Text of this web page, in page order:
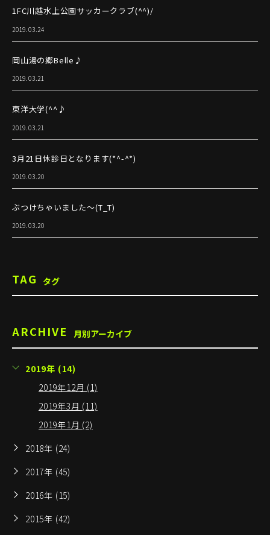
1FC川越水上公園サッカークラブ(^^)/
2019.03.24
岡山湯の郷Belle♪
2019.03.21
東洋大学(^^♪
2019.03.21
3月21日休診日となります(*^-^*)
2019.03.20
ぶつけちゃいました～(T_T)
2019.03.20
TAG タグ
ARCHIVE 月別アーカイブ
2019年 (14)
2019年12月 (1)
2019年3月 (11)
2019年1月 (2)
2018年 (24)
2017年 (45)
2016年 (15)
2015年 (42)